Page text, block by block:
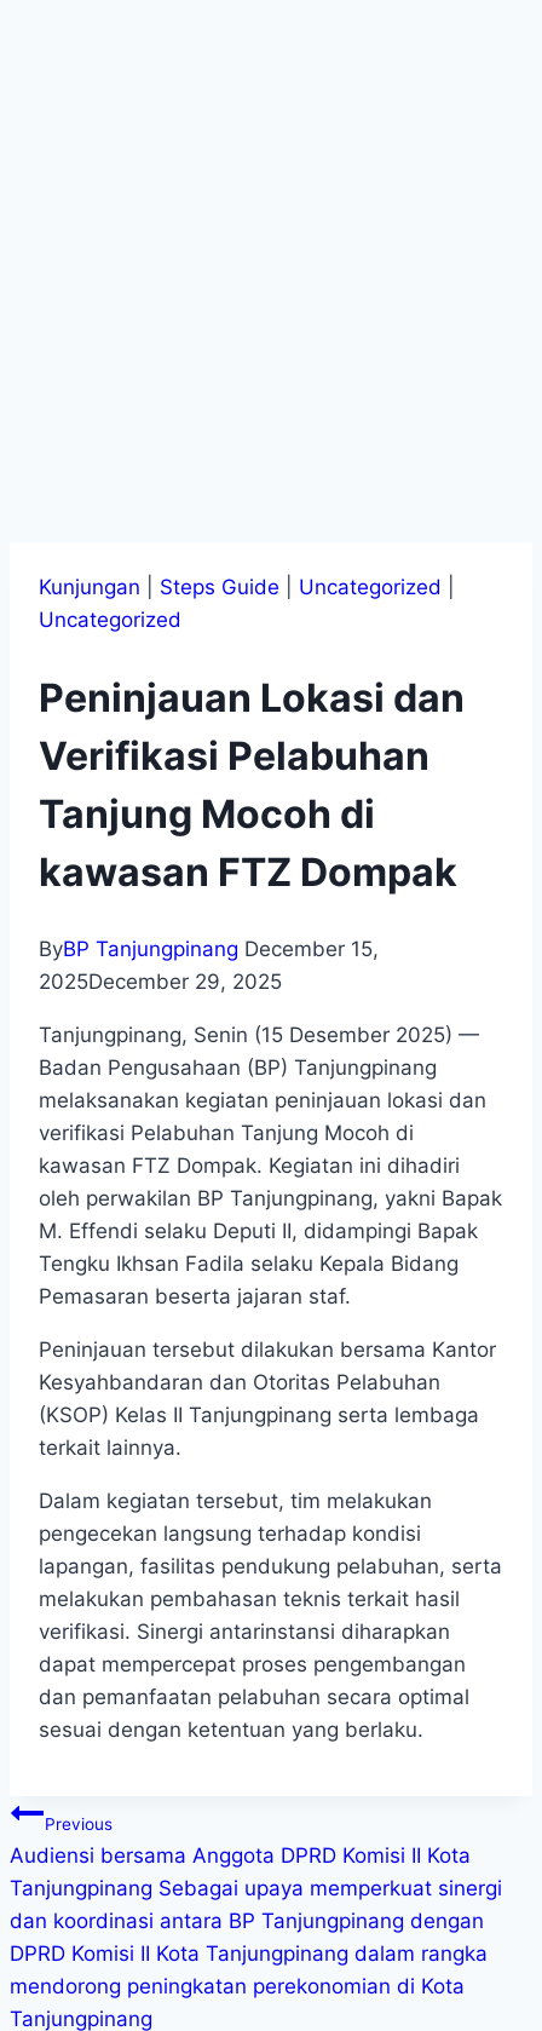
Kunjungan Steps Guide Uncategorized
Uncategorized
Peninjauan Lokasi dan
Verifikasi Pelabuhan
Tanjung Mocoh di
kawasan FTZ Dompak
ByBP Tanjungpinang December 15,
2025December 29, 2025
Tanjungpinang, Senin (15 Desember 2025) —
Badan Pengusahaan (BP) Tanjungpinang
melaksanakan kegiatan peninjauan lokasi dan
verifikasi Pelabuhan Tanjung Mocoh di
kawasan FTZ Dompak. Kegiatan ini dihadiri
oleh perwakilan BP Tanjungpinang, yakni Bapak
M. Effendi selaku Deputi II, didampingi Bapak
Tengku Ikhsan Fadila selaku Kepala Bidang
Pemasaran beserta jajaran staf.
Peninjauan tersebut dilakukan bersama Kantor
Kesyahbandaran dan Otoritas Pelabuhan
(KSOP) Kelas II Tanjungpinang serta lembaga
terkait lainnya.
Dalam kegiatan tersebut, tim melakukan
pengecekan langsung terhadap kondisi
lapangan, fasilitas pendukung pelabuhan, serta
melakukan pembahasan teknis terkait hasil
verifikasi. Sinergi antarinstansi diharapkan
dapat mempercepat proses pengembangan
dan pemanfaatan pelabuhan secara optimal
sesuai dengan ketentuan yang berlaku.
Previous
Audiensi bersama Anggota DPRD Komisi II Kota
Tanjungpinang Sebagai upaya memperkuat sinergi
dan koordinasi antara BP Tanjungpinang dengan
DPRD Komisi II Kota Tanjungpinang dalam rangka
mendorong peningkatan perekonomian di Kota
Tanjungpinang